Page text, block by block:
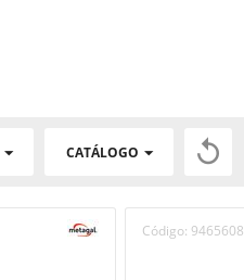
CATÁLOGO 
Código: